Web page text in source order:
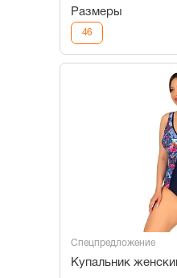
Размеры
46
Спецпредложение
Купальник